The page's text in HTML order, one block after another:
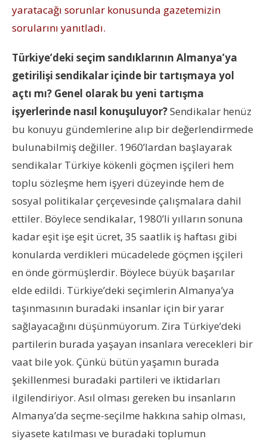
yaratacağı sorunlar konusunda gazetemizin
sorularını yanıtladı.
Türkiye’deki seçim sandıklarının Almanya’ya
getirilişi sendikalar içinde bir tartışmaya yol
açtı mı? Genel olarak bu yeni tartışma
işyerlerinde nasıl konuşuluyor?Sendikalar henüz
bu konuyu gündemlerine alıp bir değerlendirmede
bulunabilmiş değiller. 1960’lardan başlayarak
sendikalar Türkiye kökenli göçmen işçileri hem
toplu sözleşme hem işyeri düzeyinde hem de
sosyal politikalar çerçevesinde çalışmalara dahil
ettiler. Böylece sendikalar, 1980’li yılların sonuna
kadar eşit işe eşit ücret, 35 saatlik iş haftası gibi
konularda verdikleri mücadelede göçmen işçileri
en önde görmüşlerdir. Böylece büyük başarılar
elde edildi. Türkiye’deki seçimlerin Almanya’ya
taşınmasının buradaki insanlar için bir yarar
sağlayacağını düşünmüyorum. Zira Türkiye’deki
partilerin burada yaşayan insanlara verecekleri bir
vaat bile yok. Çünkü bütün yaşamın burada
şekillenmesi buradaki partileri ve iktidarları
ilgilendiriyor. Asıl olması gereken bu insanların
Almanya’da seçme-seçilme hakkına sahip olması,
siyasete katılması ve buradaki toplumun